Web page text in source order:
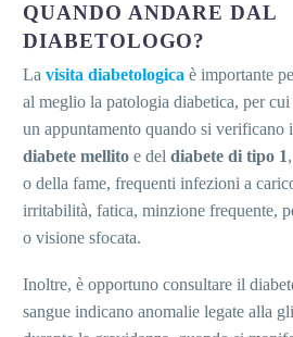
QUANDO ANDARE DAL
DIABETOLOGO?
La visita diabetologica è importante
al meglio la patologia diabetica, per
un appuntamento quando si verificano
diabete mellito e del diabete di tipo 1
o della fame, frequenti infezioni a
irritabilità, fatica, minzione frequente,
o visione sfocata.
Inoltre, è opportuno consultare il
sangue indicano anomalie legate alla